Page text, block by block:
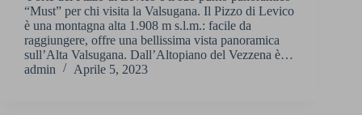
“Must” per chi visita la Valsugana. Il Pizzo di Levico
è una montagna alta 1.908 m s.l.m.: facile da
raggiungere, offre una bellissima vista panoramica
sull’Alta Valsugana. Dall’Altopiano del Vezzena è…
admin
Aprile 5, 2023